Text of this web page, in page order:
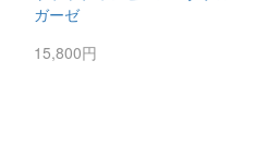
ガーゼ
15,800円